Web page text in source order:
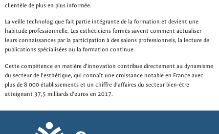
clientèle de plus en plus informée.
La veille technologique fait partie intégrante de la formation et devient une
habitude professionnelle. Les esthéticiens formés savent comment actualiser
leurs connaissances par la participation à des salons professionnels, la lecture de
publications spécialisées ou la formation continue.
Cette compétence en matière d'innovation contribue directement au dynamisme
du secteur de l'esthétique, qui connaît une croissance notable en France avec
plus de 8 000 établissements et un chiffre d'affaires du secteur bien-être
atteignant 37,5 milliards d'euros en 2017.